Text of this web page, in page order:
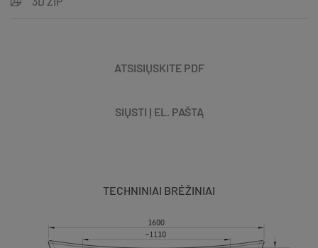
ATSISIŲSKITE PDF
SIŲSTI Į EL. PAŠTĄ
TECHNINIAI BRĖŽINIAI